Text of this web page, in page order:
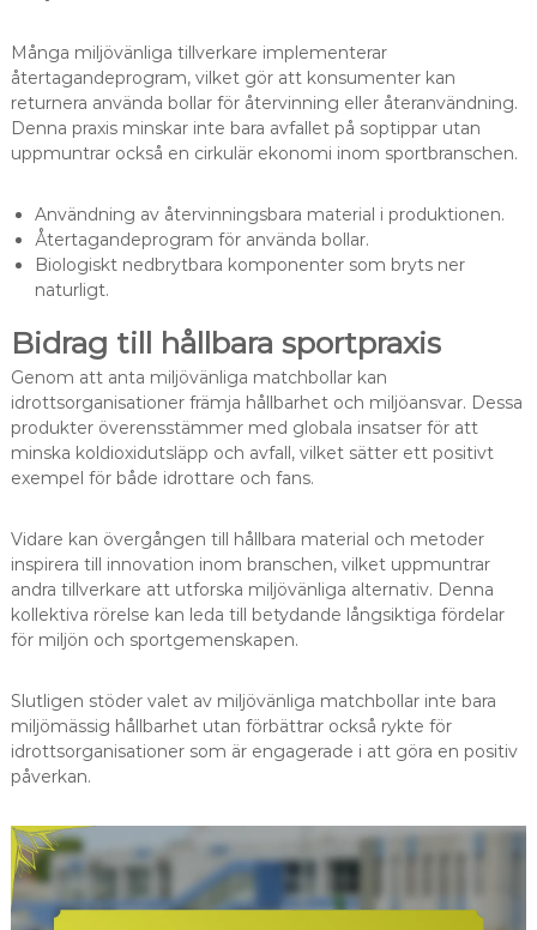
Många miljövänliga tillverkare implementerar
återtagandeprogram, vilket gör att konsumenter kan
returnera använda bollar för återvinning eller återanvändning.
Denna praxis minskar inte bara avfallet på soptippar utan
uppmuntrar också en cirkulär ekonomi inom sportbranschen.
Användning av återvinningsbara material i produktionen.
Återtagandeprogram för använda bollar.
Biologiskt nedbrytbara komponenter som bryts ner
naturligt.
Bidrag till hållbara sportpraxis
Genom att anta miljövänliga matchbollar kan
idrottsorganisationer främja hållbarhet och miljöansvar. Dessa
produkter överensstämmer med globala insatser för att
minska koldioxidutsläpp och avfall, vilket sätter ett positivt
exempel för både idrottare och fans.
Vidare kan övergången till hållbara material och metoder
inspirera till innovation inom branschen, vilket uppmuntrar
andra tillverkare att utforska miljövänliga alternativ. Denna
kollektiva rörelse kan leda till betydande långsiktiga fördelar
för miljön och sportgemenskapen.
Slutligen stöder valet av miljövänliga matchbollar inte bara
miljömässig hållbarhet utan förbättrar också rykte för
idrottsorganisationer som är engagerade i att göra en positiv
påverkan.